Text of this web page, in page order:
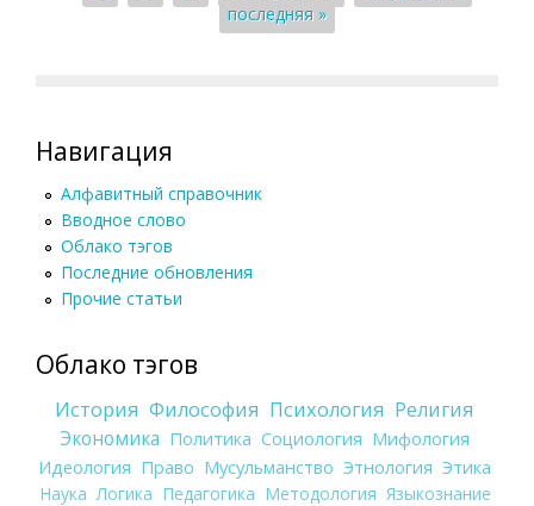
последняя »
Навигация
Алфавитный справочник
Вводное слово
Облако тэгов
Последние обновления
Прочие статьи
Облако тэгов
История Философия Психология Религия
Экономика Политика Социология Мифология
Идеология Право Мусульманство Этнология Этика
Наука Логика Педагогика Методология Языкознание